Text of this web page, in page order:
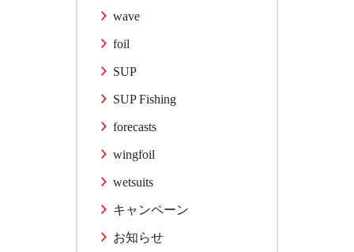
wave
foil
SUP
SUP Fishing
forecasts
wingfoil
wetsuits
キャンペーン
お知らせ